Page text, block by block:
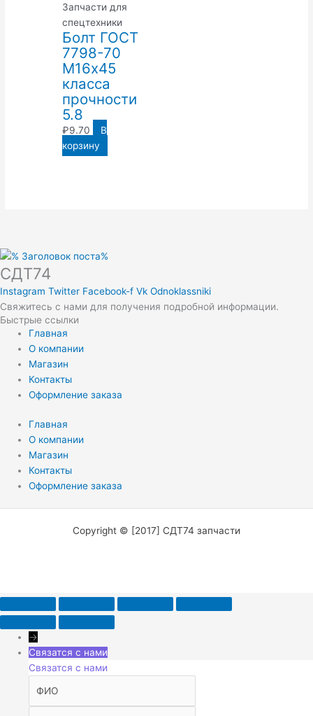
Запчасти для
спецтехники
Болт ГОСТ
7798-70
М16х45
класса
прочности
5.8
₽9.70
В
корзину
СДТ74
Instagram Twitter Facebook-f Vk Odnoklassniki
Свяжитесь с нами для получения подробной информации.
Быстрые ссылки
Главная
О компании
Магазин
Контакты
Оформление заказа
Главная
О компании
Магазин
Контакты
Оформление заказа
Copyright © [2017] СДТ74 запчасти
→
Связатся с нами
Связатся с нами